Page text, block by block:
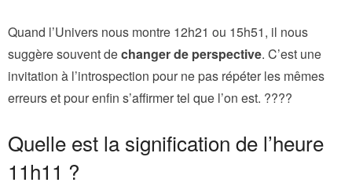
Quand l’Univers nous montre 12h21 ou 15h51, il nous
suggère souvent dechanger de perspective. C’est une
invitation à l’introspection pour ne pas répéter les mêmes
erreurs et pour enfin s’affirmer tel que l’on est. ????
Quelle est la signification de l’heure
11h11 ?